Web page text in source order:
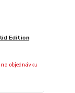
Edition
na objednávku